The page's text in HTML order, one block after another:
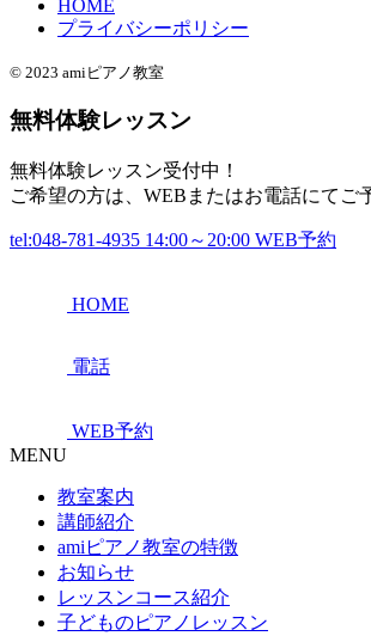
HOME
プライバシーポリシー
© 2023 amiピアノ教室
無料体験レッスン
無料体験レッスン受付中！
ご希望の方は、WEBまたはお電話にてご
tel:048-781-4935 14:00～20:00 WEB予約
HOME
電話
WEB予約
MENU
教室案内
講師紹介
amiピアノ教室の特徴
お知らせ
レッスンコース紹介
子どものピアノレッスン